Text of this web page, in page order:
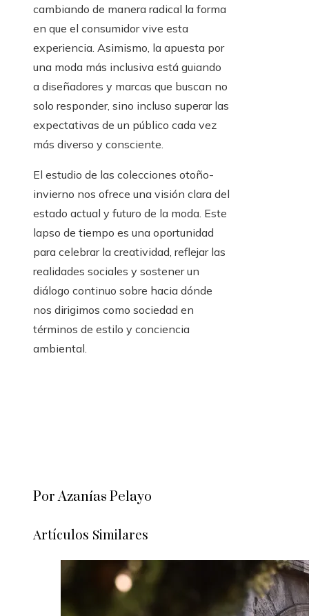
cambiando de manera radical la forma
en que el consumidor vive esta
experiencia. Asimismo, la apuesta por
una moda más inclusiva está guiando
a diseñadores y marcas que buscan no
solo responder, sino incluso superar las
expectativas de un público cada vez
más diverso y consciente.
El estudio de las colecciones otoño-
invierno nos ofrece una visión clara del
estado actual y futuro de la moda. Este
lapso de tiempo es una oportunidad
para celebrar la creatividad, reflejar las
realidades sociales y sostener un
diálogo continuo sobre hacia dónde
nos dirigimos como sociedad en
términos de estilo y conciencia
ambiental.
Por Azanías Pelayo
Artículos Similares